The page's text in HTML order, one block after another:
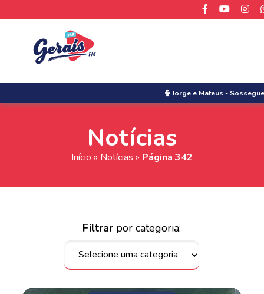
Jorge e Mateus -
Notícias
Início » Notícias » Página 342
Filtrar por categoria: